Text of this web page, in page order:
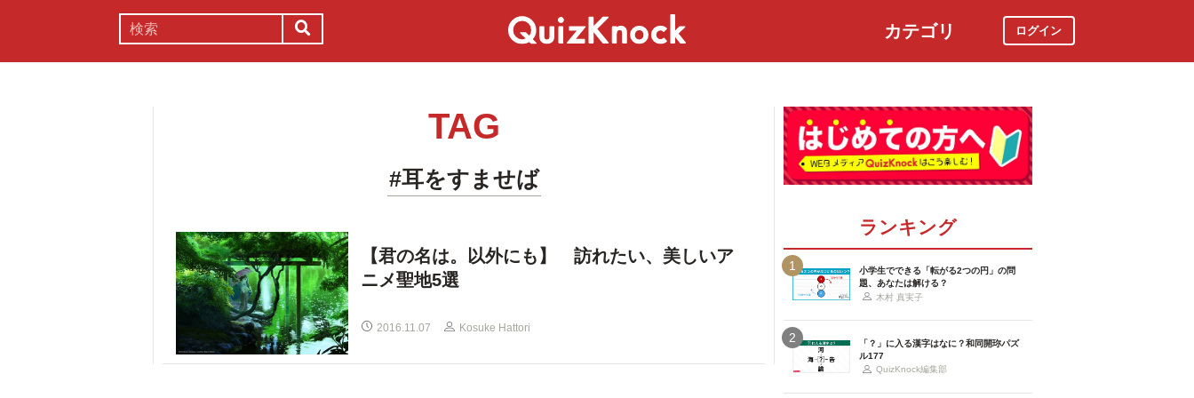
カテゴリ ログイン
TAG
#耳をすませば
【君の名は。以外にも】 訪れたい、美しいア
ニメ聖地5選
2016.11.07 Kosuke Hattori
ランキング
1
小学生でできる「転がる2つの円」の問
題、あなたは解ける？
木村 真実子
2
「？」に入る漢字はなに？和同開珎パズ
ル177
QuizKnock編集部